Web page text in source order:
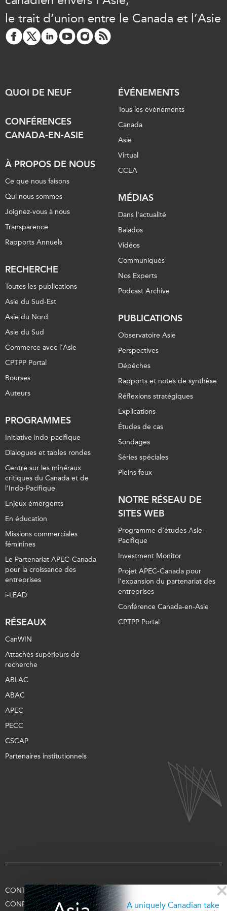
APEC
PECC
A uniquely Canadian take
le trait d’union entre le Canada et l’Asie
QUOI DE NEUF
CONFÉRENCES
CANADA-EN-ASIE
À PROPOS DE NOUS
Ce que nous faisons
Qui nous sommes
Joignez-vous à nous
Transparence
Rapports Annuels
RECHERCHE
Toutes les publications
Asie du Sud-Est
Asie du Nord
Asie du Sud
Commerce avec l’Asie
CPTPP Portal
Bourses
Auteurs
PROGRAMMES
Initiative indo-pacifique
Dialogues et tables rondes
Centre sur les minéraux
critiques du Canada et de
l’Indo-Pacifique
Enjeux émergents
En éducation
Missions commerciales
féminines
Le Partenariat APEC-Canada
pour la croissance des
entreprises
i-LEAD
RÉSEAUX
CanWIN
Attachés supérieurs de
recherche
ABLAC
ABAC
APEC
PECC
CSCAP
Partenaires institutionnels
ÉVÉNEMENTS
Tous les événements
Canada
Asie
Virtual
CCEA
MÉDIAS
Dans l'actualité
Balados
Vidéos
Communiqués
Nos Experts
Podcast Archive
PUBLICATIONS
Observatoire Asie
Perspectives
Dépêches
Rapports et notes de synthèse
Réflexions stratégiques
Explications
Études de cas
Sondages
Séries spéciales
Pleins feux
NOTRE RÉSEAU DE
SITES WEB
Programme d’études Asie-
Pacifique
Investment Monitor
Projet APEC-Canada pour
l’expansion du partenariat des
entreprises
Conférence Canada-en-Asie
CPTPP Portal
CONTACTEZ-NOUS
CONDITIONS D’UTILISATION
CONFIDENTIALITÉ
APPUYEZ-NOUS SE CONNECTER